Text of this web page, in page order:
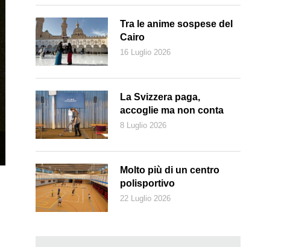
Il sommo Wolfi in un ritratto realizzato intorno al 1770 (Wikipedia)
Tra le anime sospese del
Cairo
16 Luglio 2026
La Svizzera paga,
accoglie ma non conta
8 Luglio 2026
Molto più di un centro
polisportivo
22 Luglio 2026